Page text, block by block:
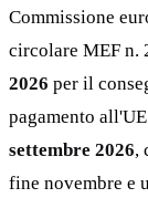
Commissione
circolare MEF n.
2026 per il
pagamento
settembre 2026,
fine novembre e